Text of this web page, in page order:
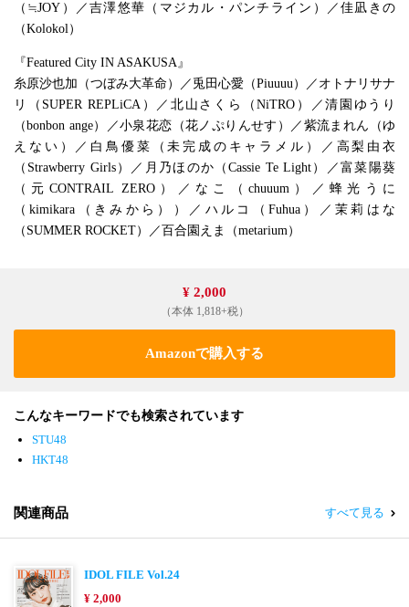
（≒JOY）／吉澤悠華（マジカル・パンチライン）／佳凪きの
（Kolokol）
『Featured City IN ASAKUSA』
糸原沙也加（つぼみ大革命）／兎田心愛（Piuuuu）／オトナリサナ
リ（SUPER REPLiCA）／北山さくら（NiTRO）／清園ゆうり
（bonbon ange）／小泉花恋（花ノぷりんせす）／紫流まれん（ゆ
えない）／白鳥優菜（未完成のキャラメル）／高梨由衣
（Strawberry Girls）／月乃ほのか（Cassie Te Light）／富菜陽葵
（元CONTRAIL ZERO）／なこ（chuuum）／蜂光うに
（kimikara（きみから））／ハルコ（Fuhua）／茉莉はな
（SUMMER ROCKET）／百合園えま（metarium）
¥ 2,000
（本体 1,818+税）
Amazonで購入する
こんなキーワードでも検索されています
STU48
HKT48
関連商品 すべて見る
IDOL FILE Vol.24
¥ 2,000